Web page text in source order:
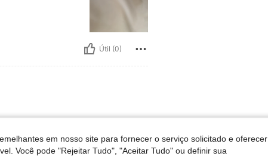
Útil (0)
em nosso site para fornecer o serviço solicitado e oferecer
Você pode "Rejeitar Tudo", "Aceitar Tudo" ou definir sua